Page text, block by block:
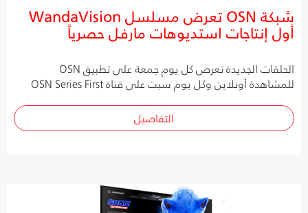
شبكة OSN تعرض مسلسل WandaVision
أول إنتاجات استديوهات مارفل حصرياً
الحلقات الجديدة تعرض كل يوم جمعة على تطبيق OSN
للمشاهدة أونلاين وكل يوم سبت على قناة OSN Series First
التفاصيل